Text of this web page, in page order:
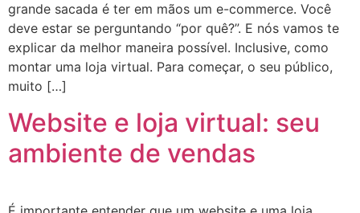
grande sacada é ter em mãos um e-commerce. Você
deve estar se perguntando “por quê?”. E nós vamos te
explicar da melhor maneira possível. Inclusive, como
montar uma loja virtual. Para começar, o seu público,
muito […]
Website e loja virtual: seu
ambiente de vendas